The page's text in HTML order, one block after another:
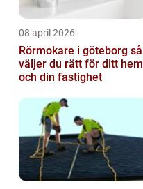
08 april 2026
Rörmokare i göteborg så
väljer du rätt för ditt hem
och din fastighet